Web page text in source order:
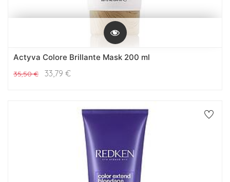
Actyva Colore Brillante Mask 200 ml
35,50€ 33,79 €